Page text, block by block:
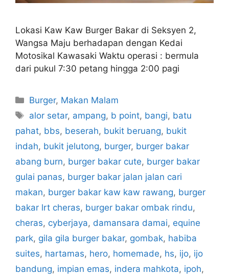
Lokasi Kaw Kaw Burger Bakar di Seksyen 2,
Wangsa Maju berhadapan dengan Kedai
Motosikal Kawasaki Waktu operasi : bermula
dari pukul 7:30 petang hingga 2:00 pagi
Categories
Burger, Makan Malam
Tags
alor setar, ampang, b point, bangi, batu
pahat, bbs, beserah, bukit beruang, bukit
indah, bukit jelutong, burger, burger bakar
abang burn, burger bakar cute, burger bakar
gulai panas, burger bakar jalan jalan cari
makan, burger bakar kaw kaw rawang, burger
bakar lrt cheras, burger bakar ombak rindu,
cheras, cyberjaya, damansara damai, equine
park, gila gila burger bakar, gombak, habiba
suites, hartamas, hero, homemade, hs, ijo, ijo
bandung, impian emas, indera mahkota, ipoh,